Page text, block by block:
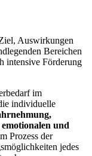
Auswirkungen
Bereichen
intensive Förderung
im
individuelle
und
Prozess der
jedes